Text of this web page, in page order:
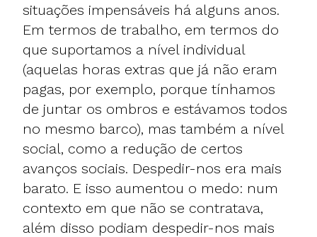
situações impensáveis há alguns anos.
Em termos de trabalho, em termos do
que suportamos a nível individual
(aquelas horas extras que já não eram
pagas, por exemplo, porque tínhamos
de juntar os ombros e estávamos todos
no mesmo barco), mas também a nível
social, como a redução de certos
avanços sociais. Despedir-nos era mais
barato. E isso aumentou o medo: num
contexto em que não se contratava,
além disso podiam despedir-nos mais